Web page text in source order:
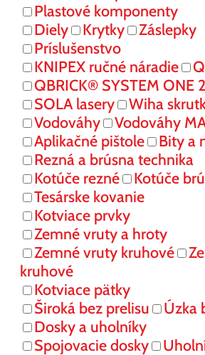
Plastové komponenty
Diely
Krytky
Záslepky
Príslušenstvo
KNIPEX ručné náradie
QBRICK® SYSTEM ONE
SOLA lasery
Wiha
Vodováhy
Vodováhy
Aplikačné pištole
Bity a
Rezná a brúsna technika
Kotúče rezné
Kotúče
Tesárske kovanie
Kotviace prvky
Zemné vruty a hroty
Zemné vruty kruhové
kruhové
Kotviace pätky
Široká bez prelisu
Úzka
Dosky a uholníky
Spojovacie dosky